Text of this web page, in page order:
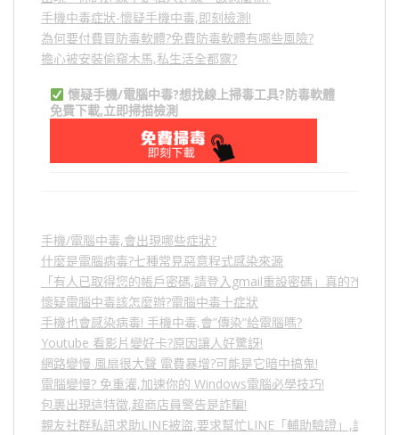
手機中毒症狀-懷疑手機中毒,即刻檢測!
為何要付費買防毒軟體?免費防毒軟體有哪些風險?
擔心被安裝偷窺木馬,私生活全都露?
懷疑手機/電腦中毒?想找線上掃毒工具?防毒軟體
免費下載,立即掃描檢測
手機/電腦中毒,會出現哪些症狀?
什麼是電腦病毒?七種常見惡意程式感染來源
「有人已取得您的帳戶密碼,請登入gmail重設密碼」真的?假的?5
懷疑電腦中毒該怎麼辦?電腦中毒十症狀
手機也會感染病毒! 手機中毒,會”傳染”給電腦嗎?
Youtube 看影片變好卡?原因讓人好驚訝!
網路變慢 風扇很大聲 電費暴增?可能是它暗中搞鬼!
電腦變慢? 免重灌,加速你的 Windows電腦必學技巧!
包裹出現這特徵,超商店員警告是詐騙!
親友社群私訊求助LINE被盜,要求幫忙LINE「輔助驗證」,詐騙